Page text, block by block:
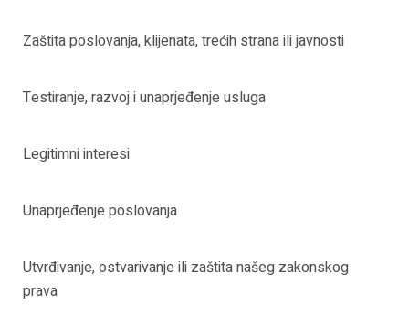
Zaštita poslovanja, klijenata, trećih strana ili javnosti
Testiranje, razvoj i unaprjeđenje usluga
Legitimni interesi
Unaprjeđenje poslovanja
Utvrđivanje, ostvarivanje ili zaštita našeg zakonskog
prava